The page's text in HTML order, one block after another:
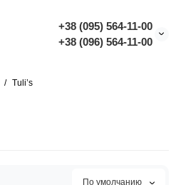
+38 (095) 564-11-00
+38 (096) 564-11-00
Tuli’s
По умолчанию